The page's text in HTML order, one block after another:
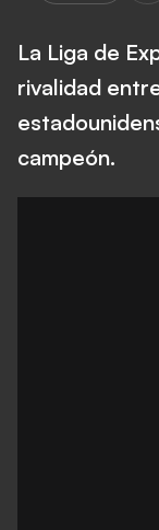
La Liga de
rivalidad
campeón.